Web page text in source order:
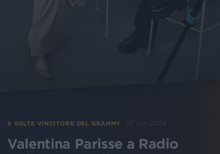
5 VOLTE VINCITORE DEL GRAMMY 07 set 2024
Valentina Parisse a Radio